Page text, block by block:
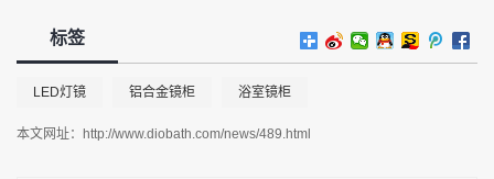
标签
LED灯镜 铝合金镜柜 浴室镜柜
本文网址： http://www.diobath.com/news/489.html